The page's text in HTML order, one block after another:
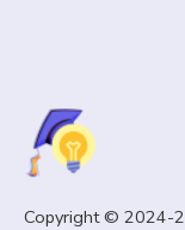
РАЗГОВОРЫ О
Разговоры о
Всемирный день
Copyright ©